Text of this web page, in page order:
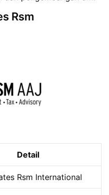
Rsm
Detail
Rsm International